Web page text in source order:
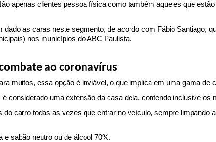
apenas clientes pessoa física como também aqueles que
as caras neste segmento, de acordo com Fábio Santiago,
nos municípios do ABC Paulista.
ao coronavírus
muitos, essa opção é inviável, o que implica em uma gama de
considerado uma extensão da casa dela, contendo inclusive
carro todas as vezes que entrar no veículo, sempre limpando
e sabão neutro ou de álcool 70%.